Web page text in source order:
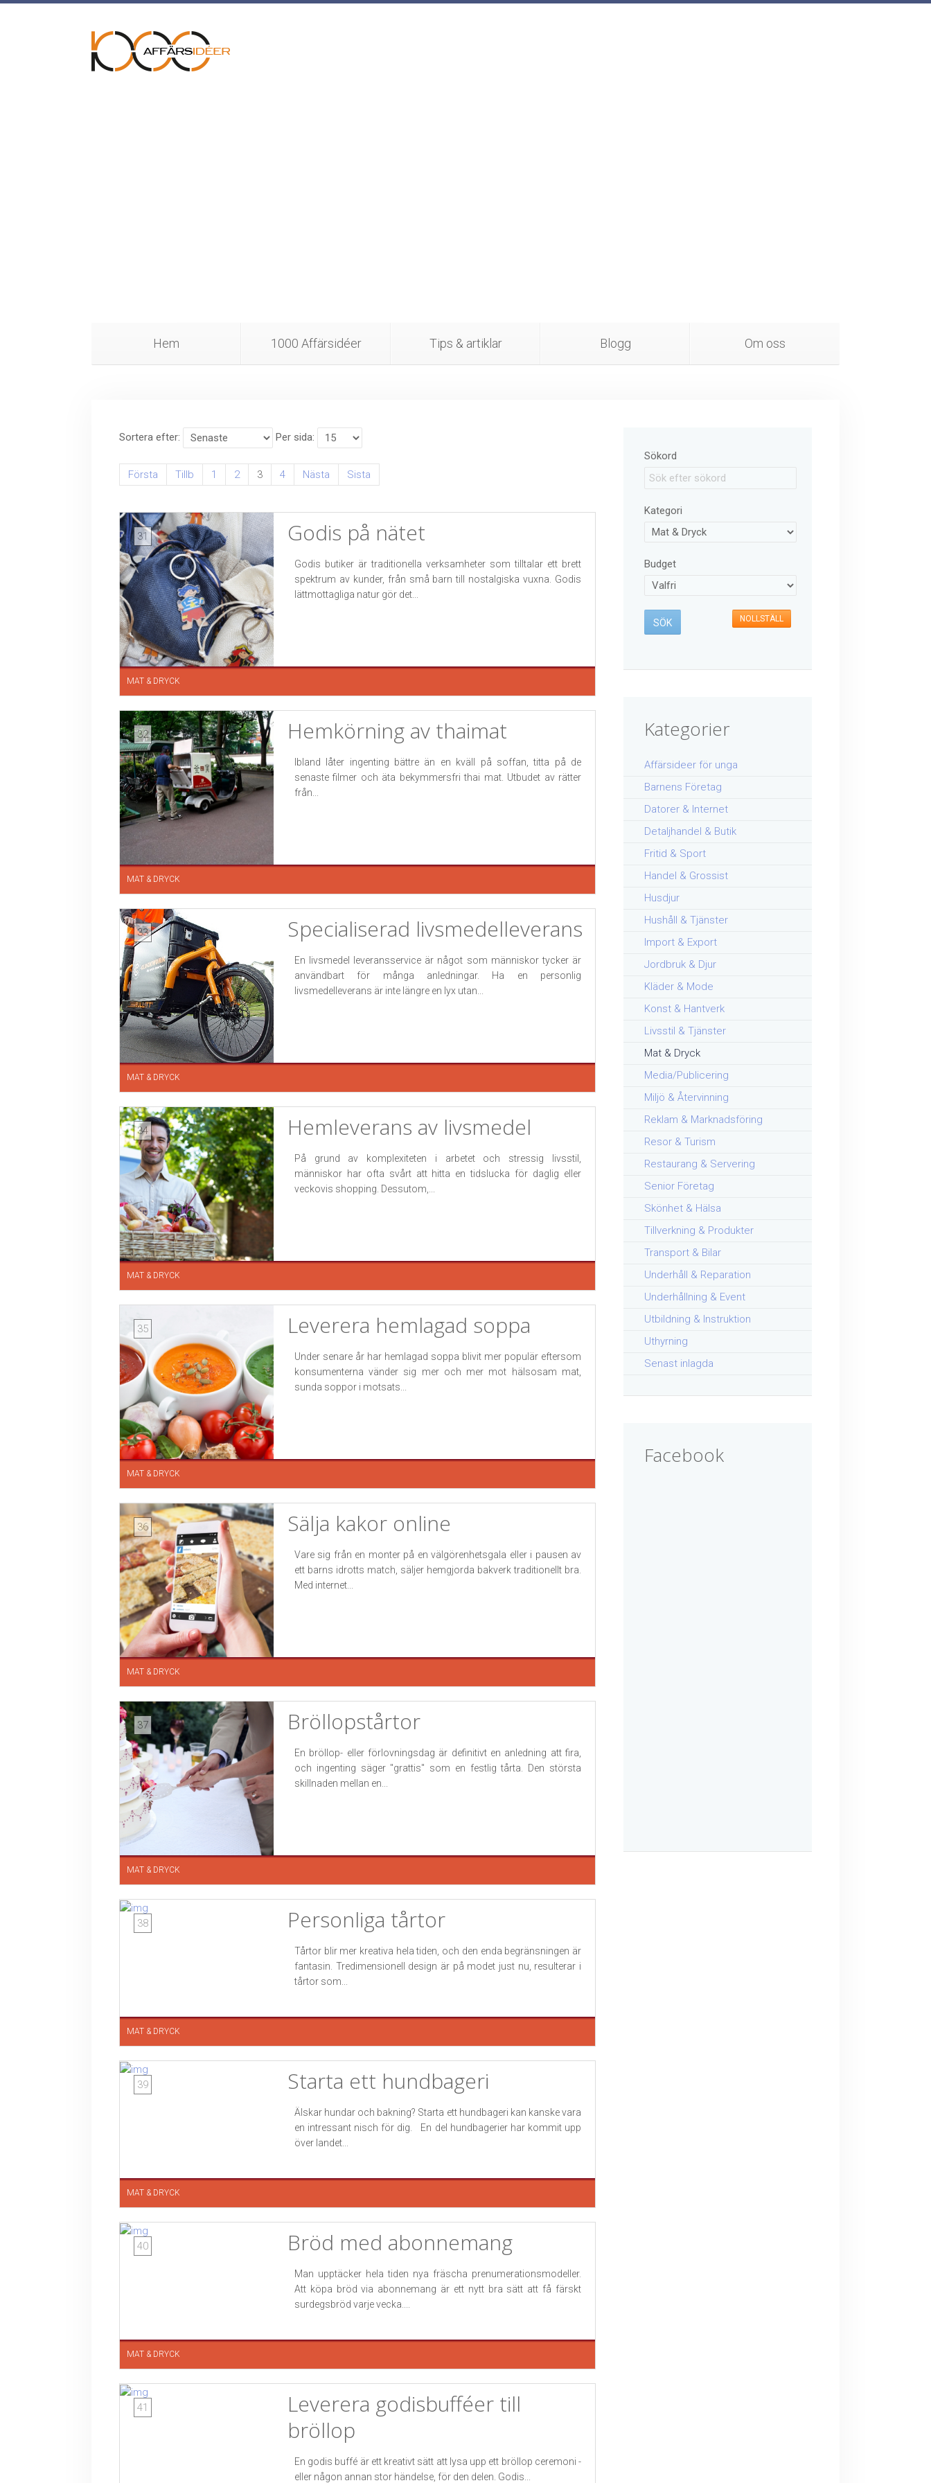
Hem 1000 Affärsidéer Tips & artiklar Blogg Om oss
Sortera efter Per sida
Första Tillb 1 2 3 4 Nästa Sista
31 Godis på nätet
Godis butiker är traditionella verksamheter som tilltalar ett brett
spektrum av kunder, från små barn till nostalgiska vuxna. Godis
lättmottagliga natur gör det...
MAT & DRYCK
32 Hemkörning av thaimat
Ibland låter ingenting bättre än en kväll på soffan, titta på de
senaste filmer och äta bekymmersfri thai mat. Utbudet av rätter
från...
MAT & DRYCK
33 Specialiserad livsmedelleverans
En livsmedel leveransservice är något som människor tycker är
användbart för många anledningar. Ha en personlig
livsmedelleverans är inte längre en lyx utan...
MAT & DRYCK
34 Hemleverans av livsmedel
På grund av komplexiteten i arbetet och stressig livsstil,
människor har ofta svårt att hitta en tidslucka för daglig eller
veckovis shopping. Dessutom,...
MAT & DRYCK
35 Leverera hemlagad soppa
Under senare år har hemlagad soppa blivit mer populär eftersom
konsumenterna vänder sig mer och mer mot hälsosam mat,
sunda soppor i motsats...
MAT & DRYCK
36 Sälja kakor online
Vare sig från en monter på en välgörenhetsgala eller i pausen av
ett barns idrotts match, säljer hemgjorda bakverk traditionellt bra.
Med internet...
MAT & DRYCK
37 Bröllopstårtor
En bröllop- eller förlovningsdag är definitivt en anledning att fira,
och ingenting säger "grattis" som en festlig tårta. Den största
skillnaden mellan en...
MAT & DRYCK
38 Personliga tårtor
Tårtor blir mer kreativa hela tiden, och den enda begränsningen är
fantasin. Tredimensionell design är på modet just nu, resulterar i
tårtor som...
MAT & DRYCK
39 Starta ett hundbageri
Älskar hundar och bakning? Starta ett hundbageri kan kanske vara
en intressant nisch för dig. En del hundbagerier har kommit upp
över landet...
MAT & DRYCK
40 Bröd med abonnemang
Man upptäcker hela tiden nya fräscha prenumerationsmodeller.
Att köpa bröd via abonnemang är ett nytt bra sätt att få färskt
surdegsbröd varje vecka....
MAT & DRYCK
41
Leverera godisbufféer till
bröllop
En godis buffé är ett kreativt sätt att lysa upp ett bröllop ceremoni -
eller någon annan stor händelse, för den delen. Godis...
Sökord
Kategori
Budget
NOLLSTÄLL
Kategorier
Affärsideer för unga
Barnens Företag
Datorer & Internet
Detaljhandel & Butik
Fritid & Sport
Handel & Grossist
Husdjur
Hushåll & Tjänster
Import & Export
Jordbruk & Djur
Kläder & Mode
Konst & Hantverk
Livsstil & Tjänster
Mat & Dryck
Media/Publicering
Miljö & Återvinning
Reklam & Marknadsföring
Resor & Turism
Restaurang & Servering
Senior Företag
Skönhet & Hälsa
Tillverkning & Produkter
Transport & Bilar
Underhåll & Reparation
Underhållning & Event
Utbildning & Instruktion
Uthyrning
Senast inlagda
Facebook